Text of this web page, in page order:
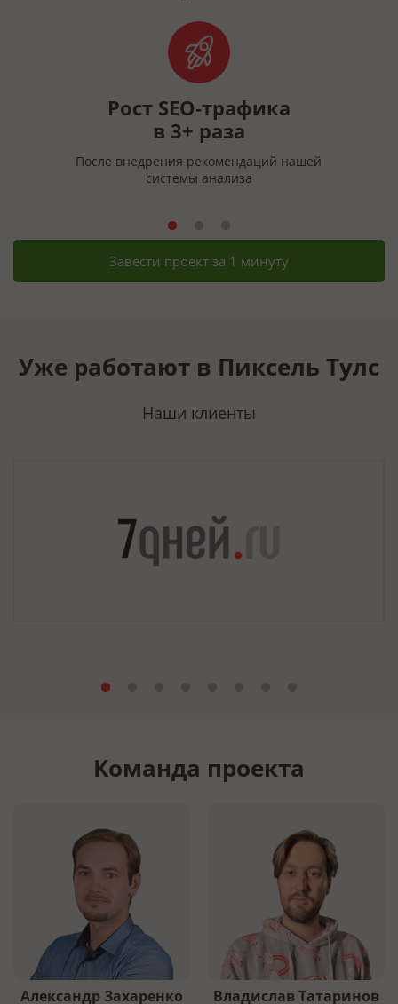
Рост SEO‑трафика
в 3+ раза
После внедрения рекомендаций нашей
системы анализа
Завести проект за 1 минуту
Уже работают в Пиксель Тулс
Наши клиенты
Команда проекта
Александр Захаренко Владислав Татаринов